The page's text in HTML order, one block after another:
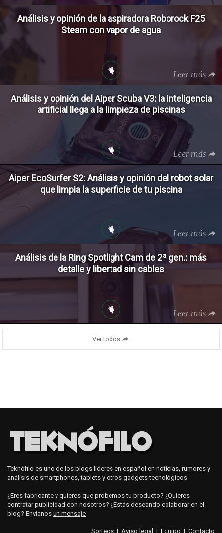
Análisis y opinión de la aspiradora Roborock F25
Steam con vapor de agua
Leer más
Análisis y opinión del Aiper Scuba V3: la inteligencia
artificial llega a la limpieza de piscinas
Leer más
Aiper EcoSurfer S2: Análisis y opinión del robot solar
que limpia la superficie de tu piscina
Leer más
Análisis de la Ring Spotlight Cam de 2ª gen.: más
detalle y libertad sin cables
Leer más
Ver todos
Teknófilo es uno de los blogs líderes en español en noticias, rumores y
análisis de smartphones, tablets y otros gadgets tecnológicos
¿Eres fabricante y quieres que probemos tu producto? ¿Quieres
contratar publicidad con nosotros? ¿Estás deseando colaborar en el
blog? Envíanos un mensaje
Sorteos | Aviso legal | Equipo | Contacto